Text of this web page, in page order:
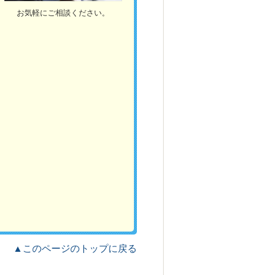
お気軽にご相談ください。
▲このページのトップに戻る